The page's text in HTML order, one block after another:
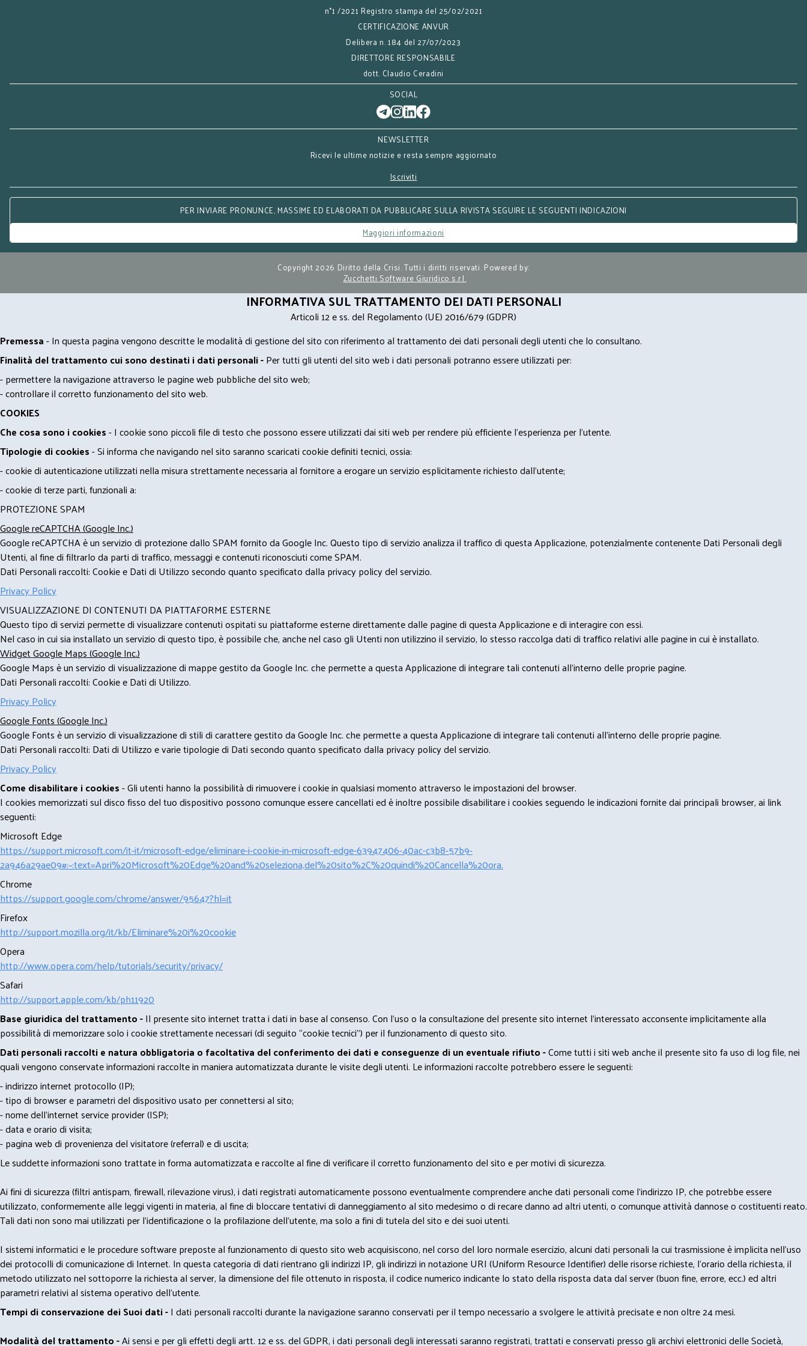
n°1 /2021 Registro stampa del 25/02/2021
CERTIFICAZIONE ANVUR
Delibera n. 184 del 27/07/2023
DIRETTORE RESPONSABILE
dott. Claudio Ceradini
SOCIAL
NEWSLETTER
Ricevi le ultime notizie e resta sempre aggiornato
Iscriviti
PER INVIARE PRONUNCE, MASSIME ED ELABORATI DA PUBBLICARE SULLA RIVISTA SEGUIRE LE SEGUENTI INDICAZIONI
Maggiori informazioni
Copyright 2026 Diritto della Crisi. Tutti i diritti riservati. Powered by:
Zucchetti Software Giuridico s.r.l.
INFORMATIVA SUL TRATTAMENTO DEI DATI PERSONALI
Articoli 12 e ss. del Regolamento (UE) 2016/679 (GDPR)
Premessa- In questa pagina vengono descritte le modalità di gestione del sito con riferimento al trattamento dei dati personali degli utenti che lo consultano.
Finalità del trattamento cui sono destinati i dati personali -Per tutti gli utenti del sito web i dati personali potranno essere utilizzati per:
- permettere la navigazione attraverso le pagine web pubbliche del sito web;
- controllare il corretto funzionamento del sito web.
COOKIES
Che cosa sono i cookies- I cookie sono piccoli file di testo che possono essere utilizzati dai siti web per rendere più efficiente l'esperienza per l'utente.
Tipologie di cookies- Si informa che navigando nel sito saranno scaricati cookie definiti tecnici, ossia:
- cookie di autenticazione utilizzati nella misura strettamente necessaria al fornitore a erogare un servizio esplicitamente richiesto dall'utente;
- cookie di terze parti, funzionali a:
PROTEZIONE SPAM
Google reCAPTCHA (Google Inc.)
Google reCAPTCHA è un servizio di protezione dallo SPAM fornito da Google Inc. Questo tipo di servizio analizza il traffico di questa Applicazione, potenzialmente contenente Dati Personali degli
Utenti, al fine di filtrarlo da parti di traffico, messaggi e contenuti riconosciuti come SPAM.
Dati Personali raccolti: Cookie e Dati di Utilizzo secondo quanto specificato dalla privacy policy del servizio.
Privacy Policy
VISUALIZZAZIONE DI CONTENUTI DA PIATTAFORME ESTERNE
Questo tipo di servizi permette di visualizzare contenuti ospitati su piattaforme esterne direttamente dalle pagine di questa Applicazione e di interagire con essi.
Nel caso in cui sia installato un servizio di questo tipo, è possibile che, anche nel caso gli Utenti non utilizzino il servizio, lo stesso raccolga dati di traffico relativi alle pagine in cui è installato.
Widget Google Maps (Google Inc.)
Google Maps è un servizio di visualizzazione di mappe gestito da Google Inc. che permette a questa Applicazione di integrare tali contenuti all'interno delle proprie pagine.
Dati Personali raccolti: Cookie e Dati di Utilizzo.
Privacy Policy
Google Fonts (Google Inc.)
Google Fonts è un servizio di visualizzazione di stili di carattere gestito da Google Inc. che permette a questa Applicazione di integrare tali contenuti all'interno delle proprie pagine.
Dati Personali raccolti: Dati di Utilizzo e varie tipologie di Dati secondo quanto specificato dalla privacy policy del servizio.
Privacy Policy
Come disabilitare i cookies- Gli utenti hanno la possibilità di rimuovere i cookie in qualsiasi momento attraverso le impostazioni del browser.
I cookies memorizzati sul disco fisso del tuo dispositivo possono comunque essere cancellati ed è inoltre possibile disabilitare i cookies seguendo le indicazioni fornite dai principali browser, ai link
seguenti:
Microsoft Edge
https://support.microsoft.com/it-it/microsoft-edge/eliminare-i-cookie-in-microsoft-edge-63947406-40ac-c3b8-57b9-
2a946a29ae09#:~:text=Apri%20Microsoft%20Edge%20and%20seleziona,del%20sito%2C%20quindi%20Cancella%20ora.
Chrome
https://support.google.com/chrome/answer/95647?hl=it
Firefox
http://support.mozilla.org/it/kb/Eliminare%20i%20cookie
Opera
http://www.opera.com/help/tutorials/security/privacy/
Safari
http://support.apple.com/kb/ph11920
Base giuridica del trattamento -Il presente sito internet tratta i dati in base al consenso. Con l'uso o la consultazione del presente sito internet l’interessato acconsente implicitamente alla
possibilità di memorizzare solo i cookie strettamente necessari (di seguito “cookie tecnici”) per il funzionamento di questo sito.
Dati personali raccolti e natura obbligatoria o facoltativa del conferimento dei dati e conseguenze di un eventuale rifiuto -Come tutti i siti web anche il presente sito fa uso di log file, nei
quali vengono conservate informazioni raccolte in maniera automatizzata durante le visite degli utenti. Le informazioni raccolte potrebbero essere le seguenti:
- indirizzo internet protocollo (IP);
- tipo di browser e parametri del dispositivo usato per connettersi al sito;
- nome dell'internet service provider (ISP);
- data e orario di visita;
- pagina web di provenienza del visitatore (referral) e di uscita;
Le suddette informazioni sono trattate in forma automatizzata e raccolte al fine di verificare il corretto funzionamento del sito e per motivi di sicurezza.
Ai fini di sicurezza (filtri antispam, firewall, rilevazione virus), i dati registrati automaticamente possono eventualmente comprendere anche dati personali come l'indirizzo IP, che potrebbe essere
utilizzato, conformemente alle leggi vigenti in materia, al fine di bloccare tentativi di danneggiamento al sito medesimo o di recare danno ad altri utenti, o comunque attività dannose o costituenti reato.
Tali dati non sono mai utilizzati per l'identificazione o la profilazione dell'utente, ma solo a fini di tutela del sito e dei suoi utenti.
I sistemi informatici e le procedure software preposte al funzionamento di questo sito web acquisiscono, nel corso del loro normale esercizio, alcuni dati personali la cui trasmissione è implicita nell'uso
dei protocolli di comunicazione di Internet. In questa categoria di dati rientrano gli indirizzi IP, gli indirizzi in notazione URI (Uniform Resource Identifier) delle risorse richieste, l'orario della richiesta, il
metodo utilizzato nel sottoporre la richiesta al server, la dimensione del file ottenuto in risposta, il codice numerico indicante lo stato della risposta data dal server (buon fine, errore, ecc.) ed altri
parametri relativi al sistema operativo dell'utente.
Tempi di conservazione dei Suoi dati -I dati personali raccolti durante la navigazione saranno conservati per il tempo necessario a svolgere le attività precisate e non oltre 24 mesi.
Modalità del trattamento -Ai sensi e per gli effetti degli artt. 12 e ss. del GDPR, i dati personali degli interessati saranno registrati, trattati e conservati presso gli archivi elettronici delle Società,